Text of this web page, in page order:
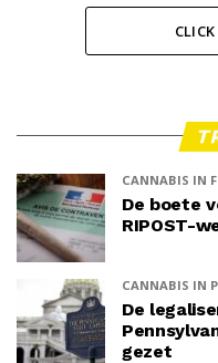
CANNABIS IN
De boete
RIPOST-
CANNABIS IN
De
gezet